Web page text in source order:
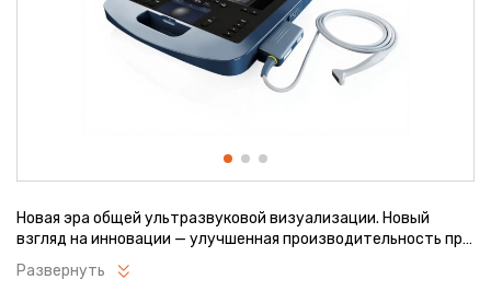
Новая эра общей ультразвуковой визуализации. Новый
взгляд на инновации — улучшенная производительность при
более низких затратах Несмотря на компактную
конструкцию, AX8 представляет собой ультразвуковую
Развернуть